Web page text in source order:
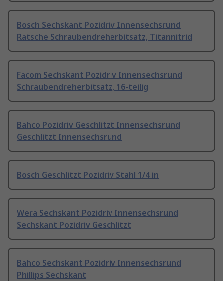
Bosch Sechskant Pozidriv Innensechsrund
Ratsche Schraubendreherbitsatz, Titannitrid
Facom Sechskant Pozidriv Innensechsrund
Schraubendreherbitsatz, 16-teilig
Bahco Pozidriv Geschlitzt Innensechsrund
Geschlitzt Innensechsrund
Bosch Geschlitzt Pozidriv Stahl 1/4 in
Wera Sechskant Pozidriv Innensechsrund
Sechskant Pozidriv Geschlitzt
Bahco Sechskant Pozidriv Innensechsrund
Phillips Sechskant